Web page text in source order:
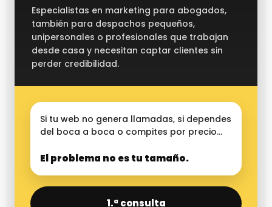
Especialistas en marketing para abogados,
también para despachos pequeños,
unipersonales o profesionales que trabajan
desde casa y necesitan captar clientes sin
perder credibilidad.
Si tu web no genera llamadas, si dependes
del boca a boca o compites por precio…
El problema no es tu tamaño.
1.ª consulta